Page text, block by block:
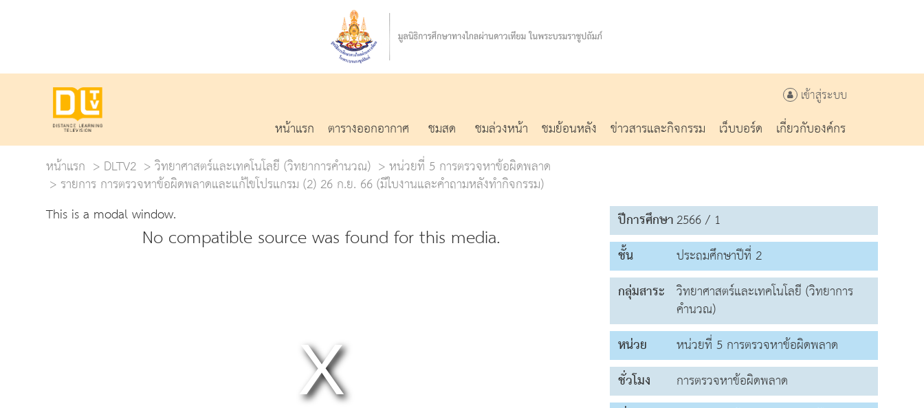
เข้าสู่ระบบ
หน้าแรก ตารางออกอากาศ ชมสด ชมล่วงหน้า ชมย้อนหลัง ข่าวสารและกิจกรรม เว็บบอร์ด
เกี่ยวกับองค์กร
หน้าแรก
DLTV2 วิทยาศาสตร์และเทคโนโลยี (วิทยาการคำนวณ) หน่วยที่ 5 การตรวจหาข้อผิดพลาด
รายการ การตรวจหาข้อผิดพลาดและแก้ไขโปรแกรม (2) 26 ก.ย. 66 (มีใบงานและคำถามหลังทำกิจกรรม)
This is a modal window.
No compatible source was found for this media.
ปีการศึกษา2566 / 1
ชั้น
ประถมศึกษาปีที่ 2
กลุ่มสาระ วิทยาศาสตร์และเทคโนโลยี (วิทยาการ
คำนวณ)
หน่วย
หน่วยที่ 5 การตรวจหาข้อผิดพลาด
ชั่วโมง
การตรวจหาข้อผิดพลาด